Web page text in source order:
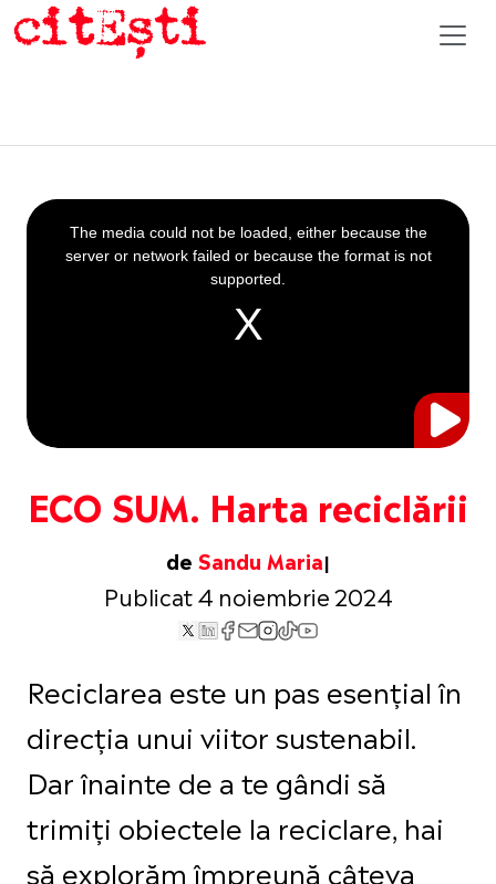
ECO SUM. Harta reciclării
de Sandu Maria
Publicat 4 noiembrie 2024
This
is
a
The media could not be loaded, either because the
server or network failed or because the format is not
supported.
Reciclarea este un pas esențial în
direcția unui viitor sustenabil.
Dar înainte de a te gândi să
trimiți obiectele la reciclare, hai
să explorăm împreună câteva